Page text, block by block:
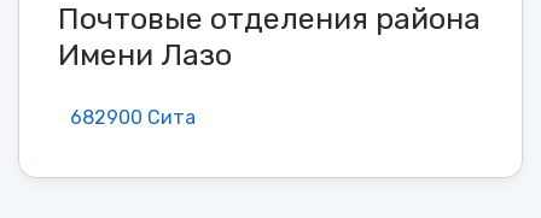
Почтовые отделения района
Имени Лазо
682900 Сита